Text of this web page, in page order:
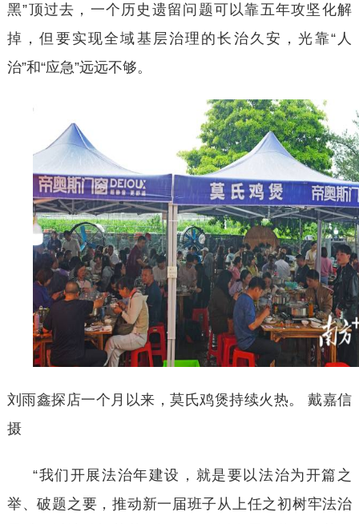
黑”顶过去，一个历史遗留问题可以靠五年攻坚化解
掉，但要实现全域基层治理的长治久安，光靠“人
治”和“应急”远远不够。
刘雨鑫探店一个月以来，莫氏鸡煲持续火热。
戴嘉信
摄
“我们开展法治年建设，就是要以法治为开篇之
举、破题之要，推动新一届班子从上任之初树牢法治